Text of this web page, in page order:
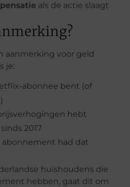
als de actie slaagt
aanmerking voor geld
je:
abonnee bent (of
hebt
2017
abonnement had dat
huishoudens die
hebben, gaat dit om